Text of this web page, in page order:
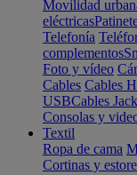
Movilidad
eléctricas
Telefonía
complementos
Foto y vídeo
Cables Cables
USBCables Jack
Consolas y
Textil
Ropa de cama
Cortinas y